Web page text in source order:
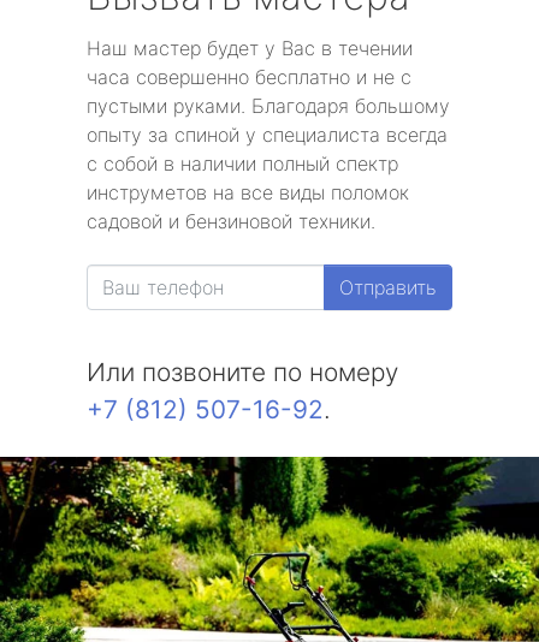
Наш мастер будет у Вас в течении
часа совершенно бесплатно и не с
пустыми руками. Благодаря большому
опыту за спиной у специалиста всегда
с собой в наличии полный спектр
инструметов на все виды поломок
садовой и бензиновой техники.
Отправить
Или позвоните по номеру
+7 (812) 507-16-92.